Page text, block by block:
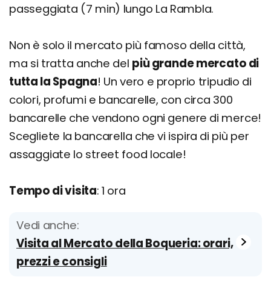
passeggiata (7 min) lungo La Rambla.
Non è solo il mercato più famoso della città,
ma si tratta anche del più grande mercato di
tutta la Spagna! Un vero e proprio tripudio di
colori, profumi e bancarelle, con circa 300
bancarelle che vendono ogni genere di merce!
Scegliete la bancarella che vi ispira di più per
assaggiate lo street food locale!
Tempo di visita: 1 ora
Vedi anche:
Visita al Mercato della Boqueria: orari,
prezzi e consigli